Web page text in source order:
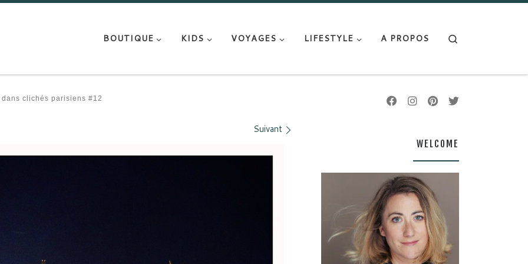
BOUTIQUE
KIDS VOYAGES LIFESTYLE A PROPOS
dans clichés parisiens #12
Suivant
WELCOME